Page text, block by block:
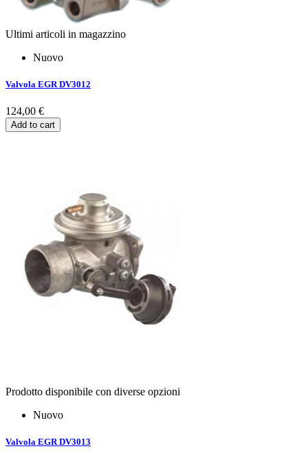
Ultimi articoli in magazzino
Nuovo
Valvola EGR DV3012
124,00 €
Add to cart
Prodotto disponibile con diverse opzioni
Nuovo
Valvola EGR DV3013